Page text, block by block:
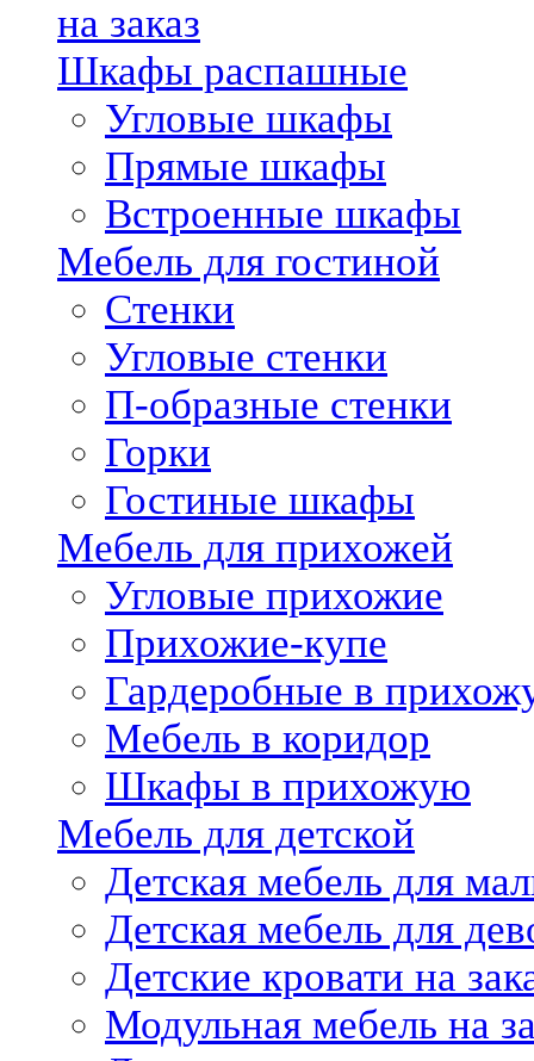
на заказ
Шкафы распашные
Угловые шкафы
Прямые шкафы
Встроенные шкафы
Мебель для гостиной
Стенки
Угловые стенки
П-образные стенки
Горки
Гостиные шкафы
Мебель для прихожей
Угловые прихожие
Прихожие-купе
Гардеробные в
Мебель в коридор
Шкафы в прихожую
Мебель для детской
Детская мебель для
Детская мебель для
Детские кровати на
Модульная мебель на